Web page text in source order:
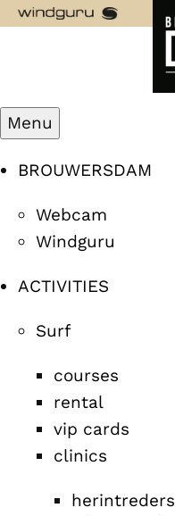
Menu
BROUWERSDAM
Webcam
Windguru
ACTIVITIES
Surf
courses
rental
vip cards
clinics
herintreders